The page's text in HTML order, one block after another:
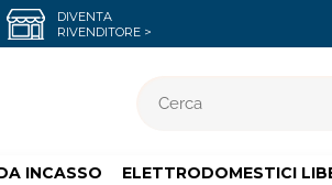
DIVENTA
RIVENDITORE >
INCASSO ELETTRODOMESTICI